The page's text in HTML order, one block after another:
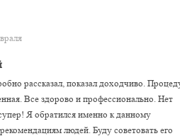
рассказал, показал доходчиво.
Все здорово и профессионально. Нет
Я обратился именно к данному
людей. Буду советовать его